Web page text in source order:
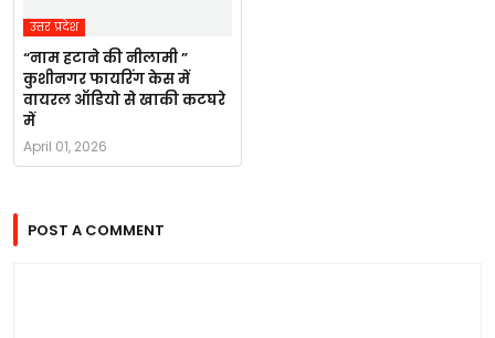
उत्तर प्रदेश
“नाम हटाने की नीलामी ”
कुशीनगर फायरिंग केस में
वायरल ऑडियो से खाकी कटघरे
में
April 01, 2026
POST A COMMENT